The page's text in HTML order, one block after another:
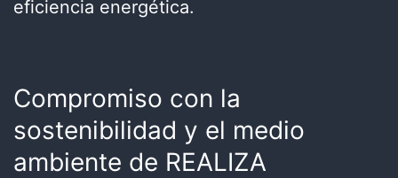
eficiencia energética.
Compromiso con la
sostenibilidad y el medio
ambiente de REALIZA